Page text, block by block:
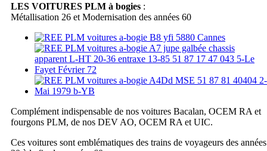
LES VOITURES PLM à bogies :
Métallisation 26 et Modernisation des années 60
Complément indispensable de nos voitures Bacalan, OCEM RA et
fourgons PLM, de nos DEV AO, OCEM RA et UIC.
Ces voitures sont emblématiques des trains de voyageurs des années